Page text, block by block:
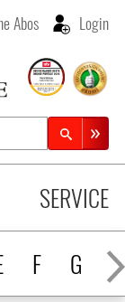
Abos Login
F G H
SERVICE